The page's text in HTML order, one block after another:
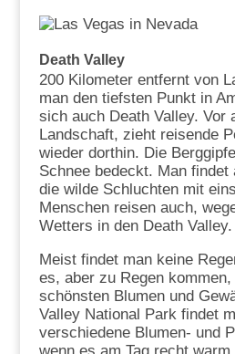
Death Valley
200 Kilometer entfernt von
man den tiefsten Punkt in
sich auch Death Valley. Vor
Landschaft, zieht reisende
wieder dorthin. Die
Schnee bedeckt. Man findet
die wilde Schluchten mit
Menschen reisen auch,
Wetters in den Death Valley.
Meist findet man keine
es, aber zu Regen
schönsten Blumen und
Valley National Park findet
verschiedene Blumen- und